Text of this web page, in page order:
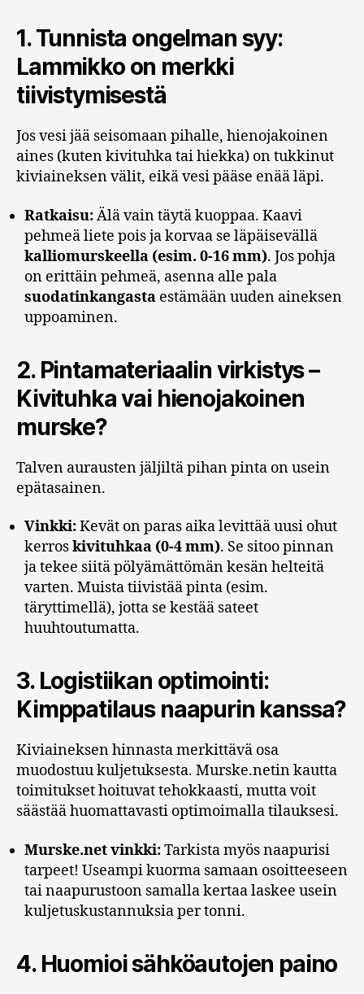
1. Tunnista ongelman syy:
Lammikko on merkki
tiivistymisestä
Jos vesi jää seisomaan pihalle, hienojakoinen
aines (kuten kivituhka tai hiekka) on tukkinut
kiviaineksen välit, eikä vesi pääse enää läpi.
Ratkaisu:Älä vain täytä kuoppaa. Kaavi
pehmeä liete pois ja korvaa se läpäisevällä
kalliomurskeella (esim. 0-16 mm). Jos pohja
on erittäin pehmeä, asenna alle pala
suodatinkangasta estämään uuden aineksen
uppoaminen.
2. Pintamateriaalin virkistys –
Kivituhka vai hienojakoinen
murske?
Talven aurausten jäljiltä pihan pinta on usein
epätasainen.
Vinkki:Kevät on paras aika levittää uusi ohut
kerroskivituhkaa (0-4 mm). Se sitoo pinnan
ja tekee siitä pölyämättömän kesän helteitä
varten. Muista tiivistää pinta (esim.
täryttimellä), jotta se kestää sateet
huuhtoutumatta.
3. Logistiikan optimointi:
Kimppatilaus naapurin kanssa?
Kiviaineksen hinnasta merkittävä osa
muodostuu kuljetuksesta. Murske.netin kautta
toimitukset hoituvat tehokkaasti, mutta voit
säästää huomattavasti optimoimalla tilauksesi.
Murske.net vinkki:Tarkista myös naapurisi
tarpeet! Useampi kuorma samaan osoitteeseen
tai naapurustoon samalla kertaa laskee usein
kuljetuskustannuksia per tonni.
4. Huomioi sähköautojen paino